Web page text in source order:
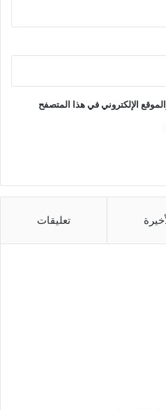
الإلكتروني في هذا المتصفح
تعليقات